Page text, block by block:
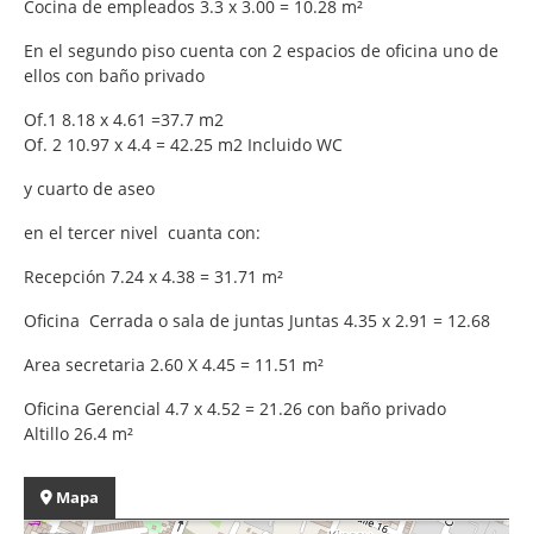
Cocina de empleados 3.3 x 3.00 = 10.28 m²
En el segundo piso cuenta con 2 espacios de oficina uno de
ellos con baño privado
Of.1 8.18 x 4.61 =37.7 m2
Of. 2 10.97 x 4.4 = 42.25 m2 Incluido WC
y cuarto de aseo
en el tercer nivel cuanta con:
Recepción 7.24 x 4.38 = 31.71 m²
Oficina Cerrada o sala de juntas Juntas 4.35 x 2.91 = 12.68
Area secretaria 2.60 X 4.45 = 11.51 m²
Oficina Gerencial 4.7 x 4.52 = 21.26 con baño privado
Altillo 26.4 m²
Mapa